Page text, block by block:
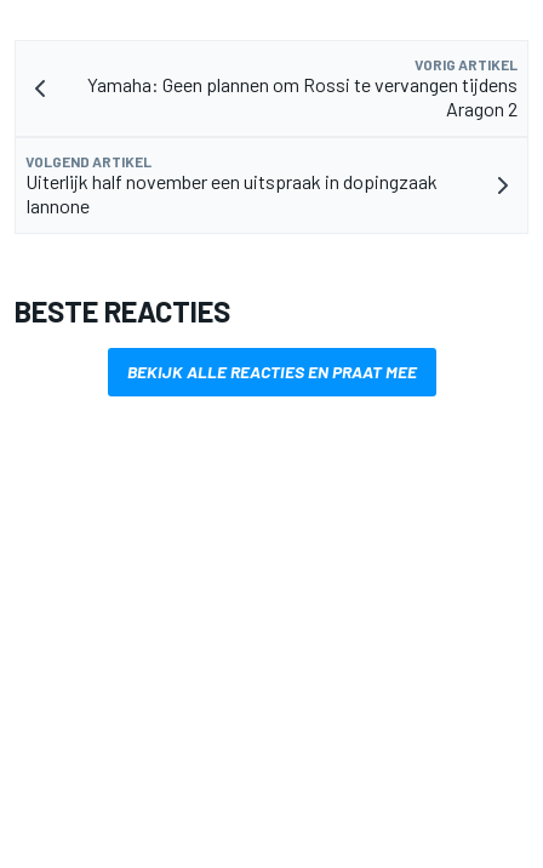
VORIG ARTIKEL
Yamaha: Geen plannen om Rossi te vervangen tijdens
Aragon 2
VOLGEND ARTIKEL
Uiterlijk half november een uitspraak in dopingzaak
Iannone
BESTE REACTIES
BEKIJK ALLE REACTIES EN PRAAT MEE